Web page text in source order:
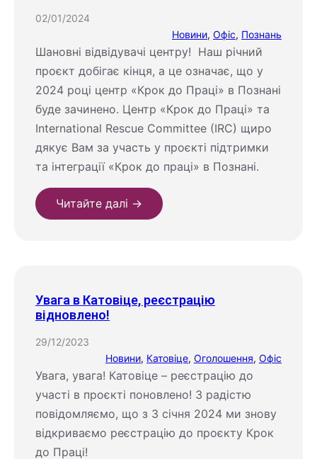
02/01/2024
Новини, Офіс, Познань
Шановні відвідувачі центру! Наш річний
проєкт добігає кінця, а це означає, що у
2024 році центр «Крок до Праці» в Познані
буде зачинено. Центр «Крок до Праці» та
International Rescue Committee (IRC) щиро
дякує Вам за участь у проєкті підтримки
та інтеграції «Крок до праці» в Познані.
Читайте далі →
Увага в Катовіце, реєстрацію
відновлено!
29/12/2023
Новини, Катовіце, Оголошення, Офіс
Увага, увага! Катовіце – реєстрацію до
участі в проєкті поновлено! З радістю
повідомляємо, що з 3 січня 2024 ми знову
відкриваємо реєстрацію до проєкту Крок
до Праці!